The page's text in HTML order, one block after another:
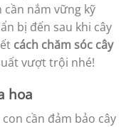
nắm vững kỹ
bị đến sau khi cây
cách chăm sóc cây
vượt trội nhé!
hoa
cần đảm bảo cây